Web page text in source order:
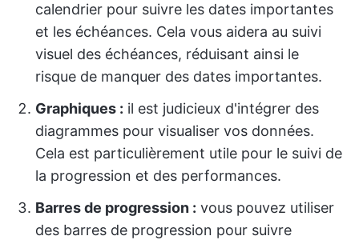
calendrier pour suivre les dates importantes
et les échéances. Cela vous aidera au suivi
visuel des échéances, réduisant ainsi le
risque de manquer des dates importantes.
Graphiques : il est judicieux d'intégrer des
diagrammes pour visualiser vos données.
Cela est particulièrement utile pour le suivi de
la progression et des performances.
Barres de progression : vous pouvez utiliser
des barres de progression pour suivre